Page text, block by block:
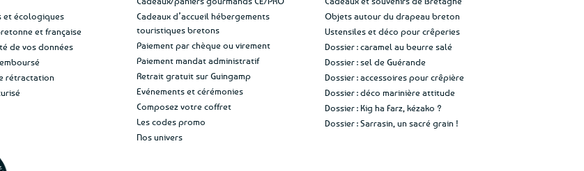
et écologiques
et française
de vos données
rétractation
Cadeaux d’accueil hébergements
touristiques bretons
Paiement par chèque ou virement
Paiement mandat administratif
Retrait gratuit sur Guingamp
Evénements et cérémonies
Composez votre coffret
Les codes promo
Nos univers
Objets autour du drapeau breton
Ustensiles et déco pour crêperies
Dossier : caramel au beurre salé
Dossier : sel de Guérande
Dossier : accessoires pour crêpière
Dossier : déco marinière attitude
Dossier : Kig ha Farz, kézako ?
Dossier : Sarrasin, un sacré grain !